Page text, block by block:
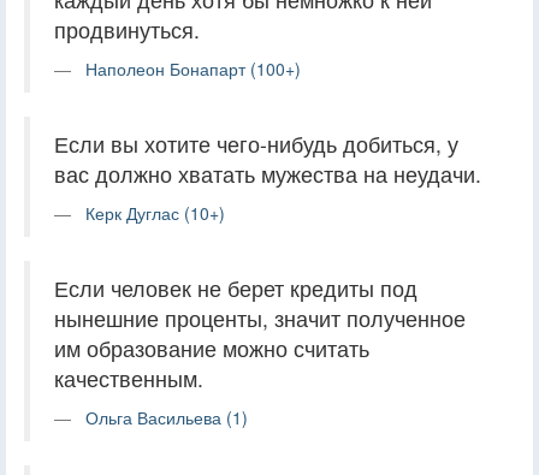
продвинуться.
Наполеон Бонапарт (100+)
Если вы хотите чего-нибудь добиться, у
вас должно хватать мужества на неудачи.
Керк Дуглас (10+)
Если человек не берет кредиты под
нынешние проценты, значит полученное
им образование можно считать
качественным.
Ольга Васильева (1)